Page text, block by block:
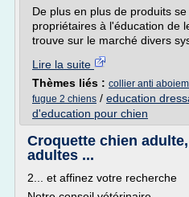
De plus en plus de produits
propriétaires à l'éducation de
trouve sur le marché divers
Lire la suite
Thèmes liés : collier anti
fugue 2 chiens / education
d'education pour chien
Croquette chien
adultes ...
2... et affinez votre recherche